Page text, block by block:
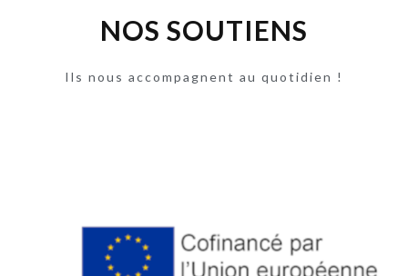
NOS SOUTIENS
Ils nous accompagnent au quotidien !